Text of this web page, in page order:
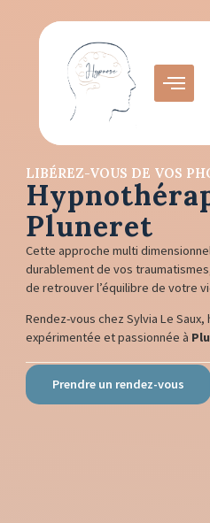
LIBÉREZ-VOUS DE VOS
Pluneret
Cette approche multi
durablement de vos
de retrouver l’équilibre de votre
Rendez-vous chez Sylvia Le
expérimentée et passionnée à
Prendre un rendez-vous